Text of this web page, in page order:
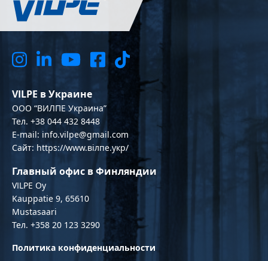
VILPE в Украине
OOO “ВИЛПЕ Украина”
Тел. +38 044 432 8448
E-mail: info.vilpe@gmail.com
Сайт: https://www.вілпе.укр/
Главный офис в Финляндии
VILPE Oy
Kauppatie 9, 65610
Mustasaari
Тел. +358 20 123 3290
Политика конфиденциальности